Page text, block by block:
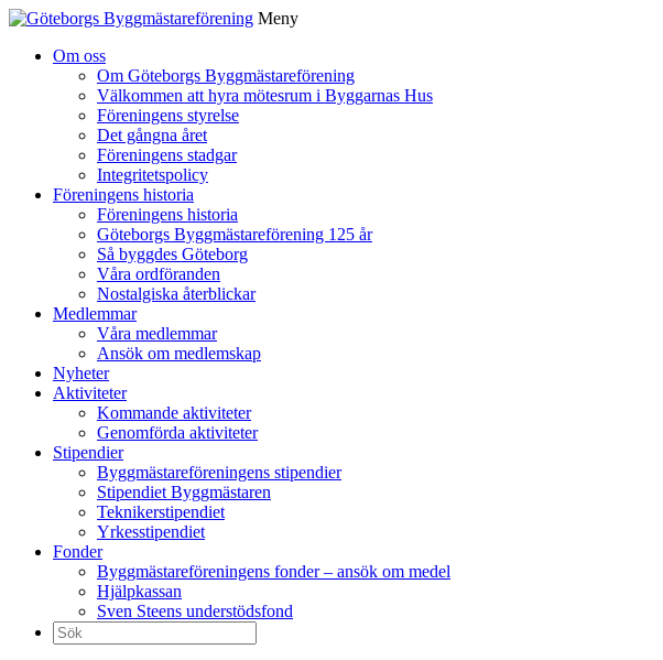
Meny
Om oss
Om Göteborgs Byggmästareförening
Välkommen att hyra mötesrum i Byggarnas Hus
Föreningens styrelse
Det gångna året
Föreningens stadgar
Integritetspolicy
Föreningens historia
Föreningens historia
Göteborgs Byggmästareförening 125 år
Så byggdes Göteborg
Våra ordföranden
Nostalgiska återblickar
Medlemmar
Våra medlemmar
Ansök om medlemskap
Nyheter
Aktiviteter
Kommande aktiviteter
Genomförda aktiviteter
Stipendier
Byggmästareföreningens stipendier
Stipendiet Byggmästaren
Teknikerstipendiet
Yrkesstipendiet
Fonder
Byggmästareföreningens fonder – ansök om medel
Hjälpkassan
Sven Steens understödsfond
Sök
efter: